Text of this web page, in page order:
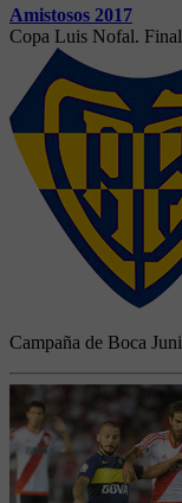
Amistosos 2017
Copa Luis Nofal. Final
Campaña de Boca